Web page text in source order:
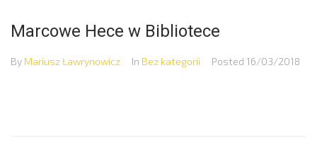
Marcowe Hece w Bibliotece
By Mariusz Ławrynowicz In Bez kategorii Posted 16/03/2018